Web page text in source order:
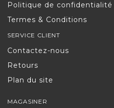
Politique de confidentialité
Termes & Conditions
SERVICE CLIENT
Contactez-nous
Retours
Plan du site
MAGASINER